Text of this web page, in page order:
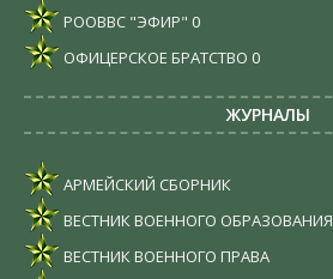
РООВВС "ЭФИР" 0
ОФИЦЕРСКОЕ БРАТСТВО 0
ЖУРНАЛЫ
АРМЕЙСКИЙ СБОРНИК
ВЕСТНИК ВОЕННОГО ОБРАЗОВАНИЯ
ВЕСТНИК ВОЕННОГО ПРАВА